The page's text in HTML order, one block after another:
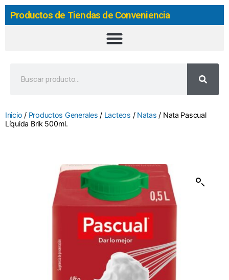
Productos de Tiendas de Conveniencia
Inicio / Productos Generales / Lacteos / Natas / Nata Pascual
Líquida Brik 500ml.